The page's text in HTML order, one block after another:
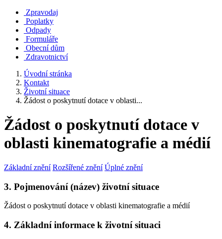
Zpravodaj
Poplatky
Odpady
Formuláře
Obecní dům
Zdravotnictví
Úvodní stránka
Kontakt
Životní situace
Žádost o poskytnutí dotace v oblasti...
Žádost o poskytnutí dotace v
oblasti kinematografie a médií
Základní znění Rozšířené znění Úplné znění
3. Pojmenování (název) životní situace
Žádost o poskytnutí dotace v oblasti kinematografie a médií
4. Základní informace k životní situaci